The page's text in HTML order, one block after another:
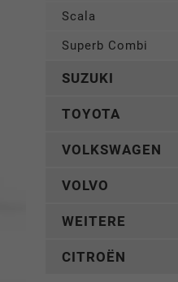
Scala
Superb Combi
SUZUKI
TOYOTA
VOLKSWAGEN
VOLVO
WEITERE
CITROËN